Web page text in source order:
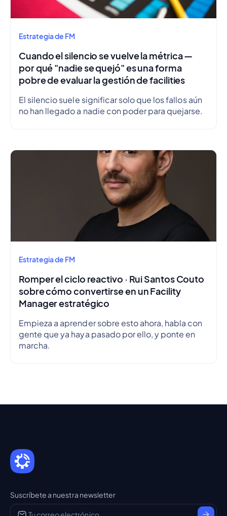
Estrategia de FM
Cuando el silencio se vuelve la métrica —
por qué "nadie se quejó" es una forma
pobre de evaluar la gestión de facilities
El silencio suele significar solo que los fallos aún
no han llegado a nadie con poder para quejarse.
Estrategia de FM
Romper el ciclo reactivo · Rui Santos Couto
sobre cómo convertirse en un Facility
Manager estratégico
Empieza a aprender sobre esto ahora, habla con
gente que ya haya pasado por ello, y ponte en
marcha.
Suscríbete a nuestra newsletter